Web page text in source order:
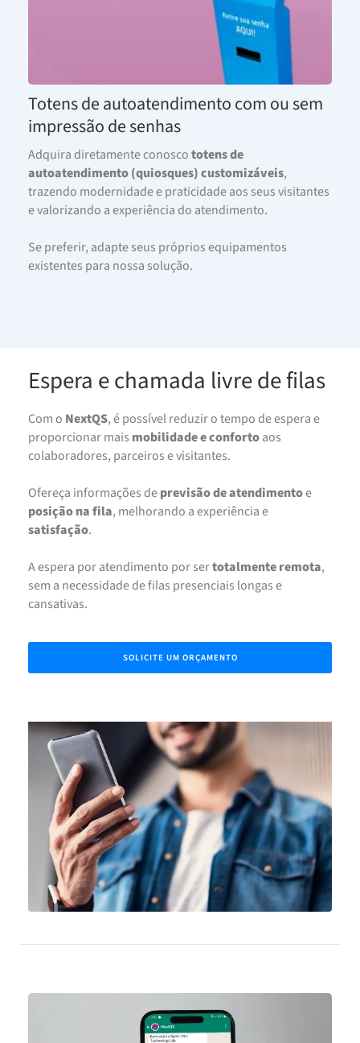
Totens de autoatendimento com ou sem
impressão de senhas
Adquira diretamente conoscototens de
autoatendimento (quiosques) customizáveis,
trazendo modernidade e praticidade aos seus visitantes
e valorizando a experiência do atendimento.
Se preferir, adapte seus próprios equipamentos
existentes para nossa solução.
Espera e chamada livre de filas
Com o NextQS, é possível reduzir o tempo de espera e
proporcionar mais mobilidade e confortoaos
colaboradores, parceiros e visitantes.
Ofereça informações deprevisão de atendimentoe
posição na fila, melhorando a experiência e
satisfação.
A espera por atendimento por sertotalmente remota,
sem a necessidade de filas presenciais longas e
cansativas.
SOLICITE UM ORÇAMENTO